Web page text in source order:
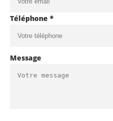
Téléphone *
Message